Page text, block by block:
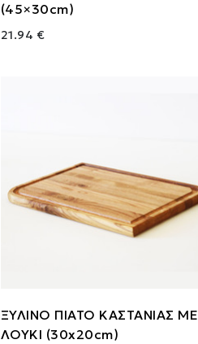
(45×30cm)
21.94 €
ΞΥΛΙΝΟ ΠΙΑΤΟ ΚΑΣΤΑΝΙΑΣ ΜΕ
ΛΟΥΚΙ (30x20cm)